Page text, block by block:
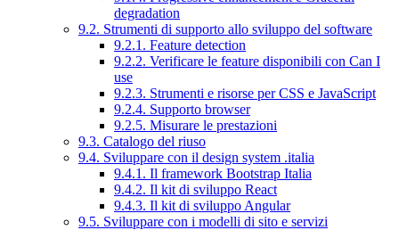
degradation
9.2. Strumenti di supporto allo sviluppo del software
9.2.1. Feature detection
9.2.2. Verificare le feature disponibili con Can I
use
9.2.3. Strumenti e risorse per CSS e JavaScript
9.2.4. Supporto browser
9.2.5. Misurare le prestazioni
9.3. Catalogo del riuso
9.4. Sviluppare con il design system .italia
9.4.1. Il framework Bootstrap Italia
9.4.2. Il kit di sviluppo React
9.4.3. Il kit di sviluppo Angular
9.5. Sviluppare con i modelli di sito e servizi